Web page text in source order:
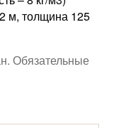
м, толщина 125
Обязательные